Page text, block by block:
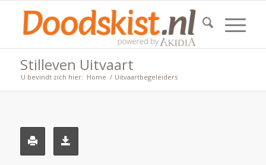
Stilleven Uitvaart
U bevindt zich hier: Home / Uitvaartbegeleiders